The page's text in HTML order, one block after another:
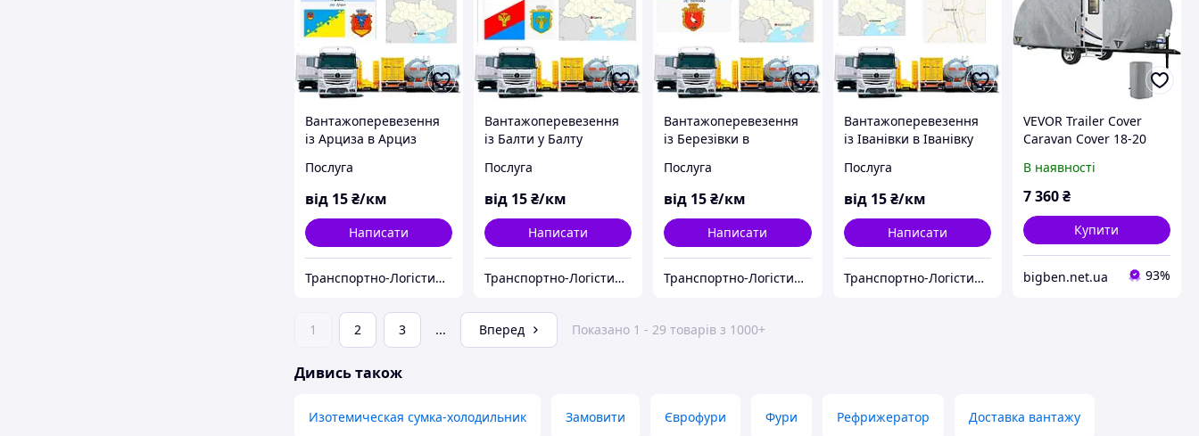
Вантажоперевезення
із Арциза в Арциз
Послуга
від 15₴/км
Написати
Транспортно-Логістична Компанія «Logistic Systems»
Вантажоперевезення
із Балти у Балту
Послуга
від 15₴/км
Написати
Транспортно-Логістична Компанія «Logistic Systems»
Вантажоперевезення
із Березівки в
Послуга
від 15₴/км
Написати
Транспортно-Логістична Компанія «Logistic Systems»
Вантажоперевезення
із Іванівки в Іванівку
Послуга
від 15 ₴/км
Написати
Транспортно-Логістична Компанія «Logistic Systems»
VEVOR Trailer Cover
Caravan Cover 18-20
Брезент PP 35880
В наявності
7 360₴
Купити
bigben.net.ua 93%
1 2 3 ... Вперед Показано 1 - 29 товарів з 1000+
Дивись також
Изотемическая сумка-холодильник Замовити Єврофури Фури Рефрижератор Доставка вантажу